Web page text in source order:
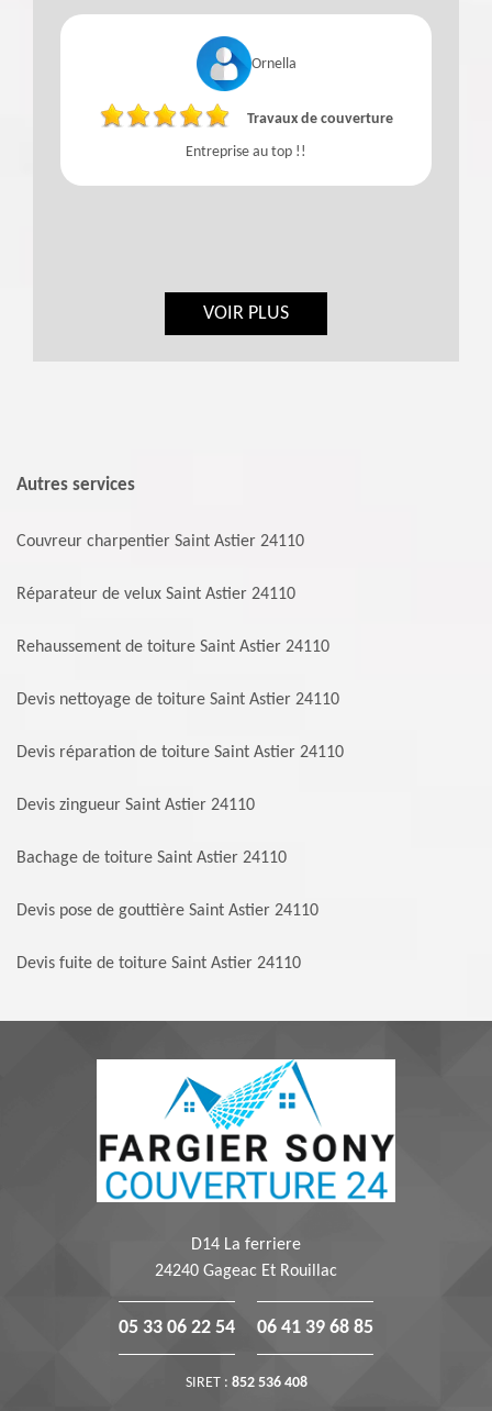
Ornella
Travaux de couverture
Entreprise au top !!
VOIR PLUS
Autres services
Couvreur charpentier Saint Astier 24110
Réparateur de velux Saint Astier 24110
Rehaussement de toiture Saint Astier 24110
Devis nettoyage de toiture Saint Astier 24110
Devis réparation de toiture Saint Astier 24110
Devis zingueur Saint Astier 24110
Bachage de toiture Saint Astier 24110
Devis pose de gouttière Saint Astier 24110
Devis fuite de toiture Saint Astier 24110
D14 La ferriere
24240 Gageac Et Rouillac
05 33 06 22 54 06 41 39 68 85
SIRET : 852 536 408